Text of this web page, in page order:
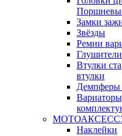
Замки
Звёзды
Ремни
Глушители
Втулки
втулки
Демпферы
Наклейки